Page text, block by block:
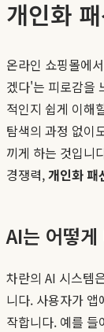
개인화
온라인 쇼핑몰에
겠다'는 피로감을
적인지 쉽게 이해
탐색의 과정 없이
끼게 하는 것입니
경쟁력,개인화 패
AI는 어떻
차란의 AI 시스템
니다. 사용자가 앱
작합니다. 예를 들